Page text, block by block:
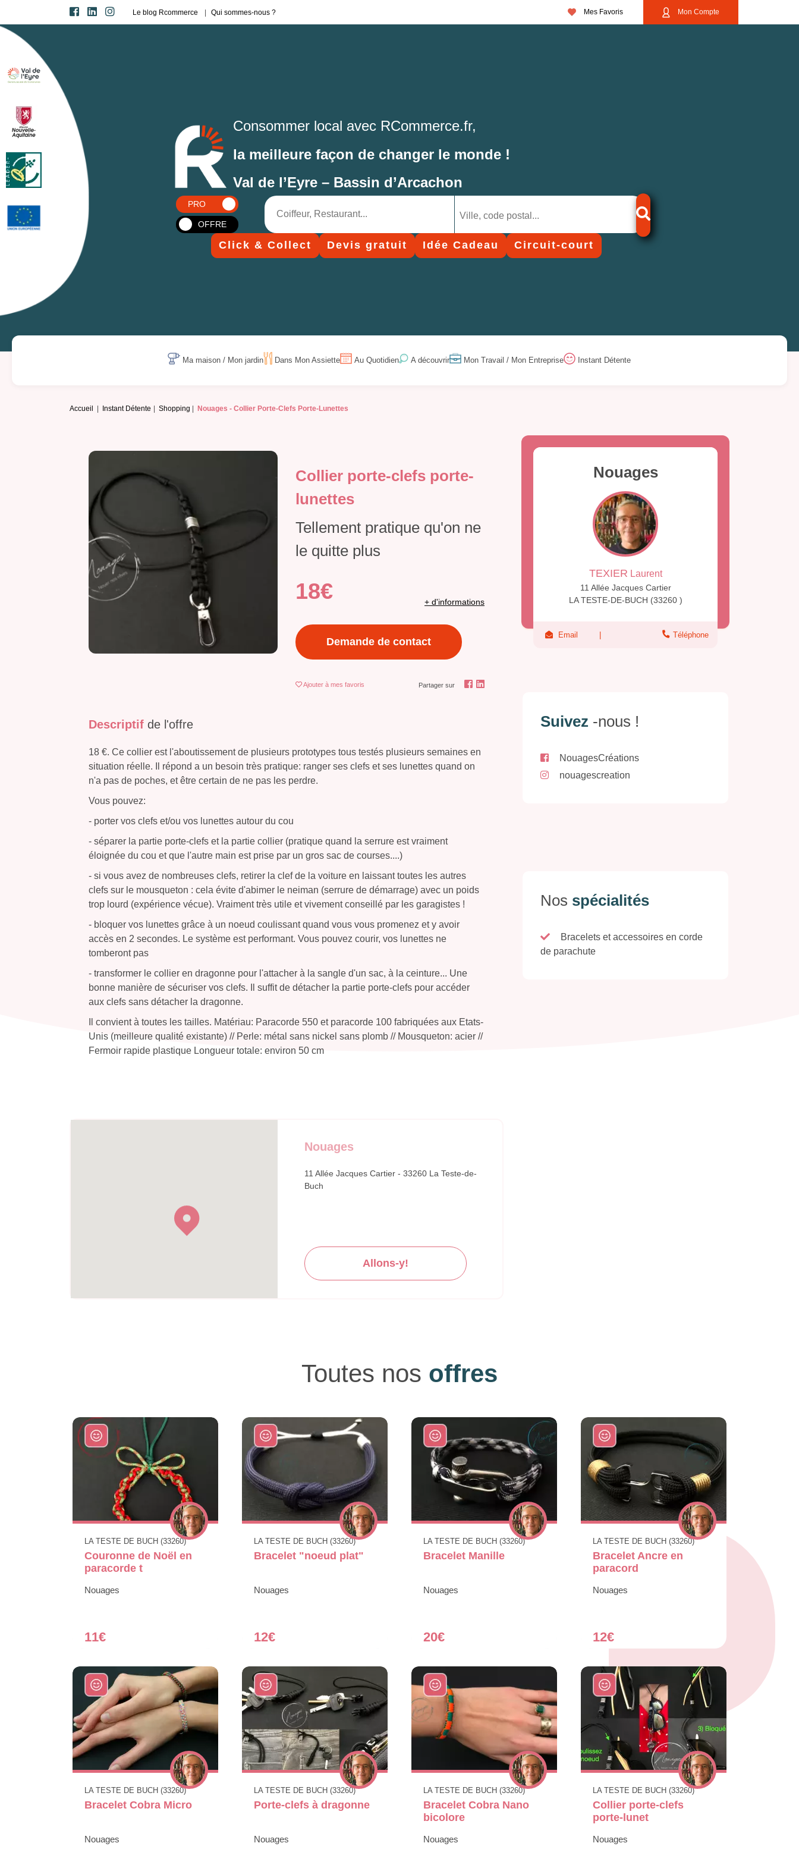
Le blog Rcommerce Qui sommes-nous ? Mes Favoris Mon Compte
Consommer local avec RCommerce.fr,
la meilleure façon de changer le monde !
Val de l’Eyre – Bassin d’Arcachon
PRO
OFFRE
Click & Collect Devis gratuit Idée Cadeau Circuit-court
Ma maison / Mon jardin Dans Mon Assiette Au Quotidien A découvrir Mon Travail / Mon Entreprise Instant Détente
Accueil Instant Détente Shopping Nouages -Collier Porte-Clefs Porte-Lunettes
Collier porte-clefs porte-
lunettes
Tellement pratique qu'on ne
le quitte plus
18€ + d'informations
Demande de contact
Ajouter à mes favoris Partager sur
Descriptif de l'offre
18 €. Ce collier est l'aboutissement de plusieurs prototypes tous testés plusieurs semaines en
situation réelle. Il répond a un besoin très pratique: ranger ses clefs et ses lunettes quand on
n'a pas de poches, et être certain de ne pas les perdre.
Vous pouvez:
- porter vos clefs et/ou vos lunettes autour du cou
- séparer la partie porte-clefs et la partie collier (pratique quand la serrure est vraiment
éloignée du cou et que l'autre main est prise par un gros sac de courses....)
- si vous avez de nombreuses clefs, retirer la clef de la voiture en laissant toutes les autres
clefs sur le mousqueton : cela évite d'abimer le neiman (serrure de démarrage) avec un poids
trop lourd (expérience vécue). Vraiment très utile et vivement conseillé par les garagistes !
- bloquer vos lunettes grâce à un noeud coulissant quand vous vous promenez et y avoir
accès en 2 secondes. Le système est performant. Vous pouvez courir, vos lunettes ne
tomberont pas
- transformer le collier en dragonne pour l'attacher à la sangle d'un sac, à la ceinture... Une
bonne manière de sécuriser vos clefs. Il suffit de détacher la partie porte-clefs pour accéder
aux clefs sans détacher la dragonne.
Il convient à toutes les tailles. Matériau: Paracorde 550 et paracorde 100 fabriquées aux Etats-
Unis (meilleure qualité existante) // Perle: métal sans nickel sans plomb // Mousqueton: acier //
Fermoir rapide plastique Longueur totale: environ 50 cm
Nouages
11 Allée Jacques Cartier - 33260 La Teste-de-
Buch
Allons-y!
Nouages
TEXIER Laurent
11 Allée Jacques Cartier
LA TESTE-DE-BUCH (33260 )
Email Téléphone
Suivez -nous !
NouagesCréations
nouagescreation
Nos spécialités
Bracelets et accessoires en corde
de parachute
Toutes nos offres
LA TESTE DE BUCH (33260)
Couronne de Noël en
paracorde t
Nouages
11€
LA TESTE DE BUCH (33260)
Bracelet "noeud plat"
Nouages
12€
LA TESTE DE BUCH (33260)
Bracelet Manille
Nouages
20€
LA TESTE DE BUCH (33260)
Bracelet Ancre en
paracord
Nouages
12€
LA TESTE DE BUCH (33260)
Bracelet Cobra Micro
Nouages
LA TESTE DE BUCH (33260)
Porte-clefs à dragonne
Nouages
LA TESTE DE BUCH (33260)
Bracelet Cobra Nano
bicolore
Nouages
LA TESTE DE BUCH (33260)
Collier porte-clefs
porte-lunet
Nouages